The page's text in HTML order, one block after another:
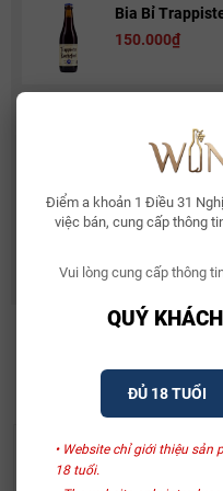
Điểm a khoản 1 Điều 31
việc bán, cung cấp thông
Vui lòng cung cấp thông
QUÝ
ĐỦ 18 TUỔI
• Website chỉ giới thiệu
18 tuổi.
Bia Bỉ
150.000₫
480.000₫
Rượu Vang Ý
SẢN
- 23%
San Marzano
Rượu Vang Sessantanni